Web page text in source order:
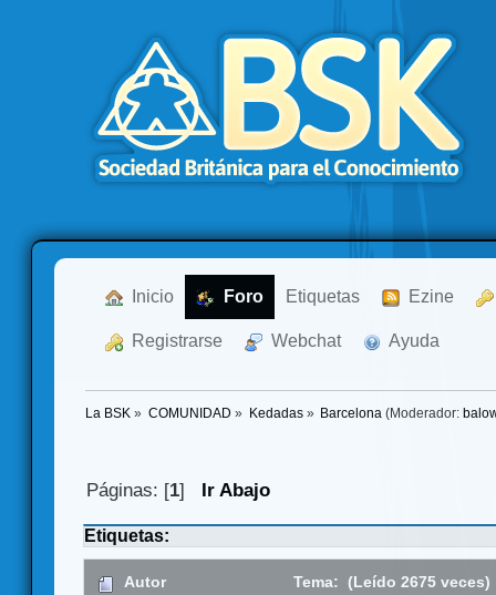
Inicio Foro Etiquetas Ezine
Registrarse Webchat Ayuda
La BSK » COMUNIDAD » Kedadas» Barcelona (Moderador:
Páginas: [1] Ir Abajo
Etiquetas:
Autor Tema: (Leído 2675 veces)